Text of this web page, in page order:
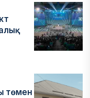
төмен